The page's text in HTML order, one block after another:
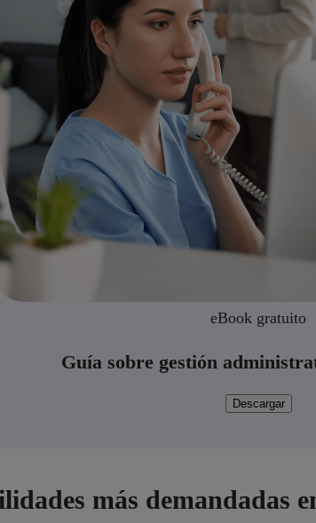
eBook gratuito
Guía sobre gestión
Descargar
más demandadas